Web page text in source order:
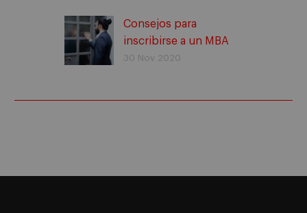
Consejos para
inscribirse a un MBA
30 Nov 2020